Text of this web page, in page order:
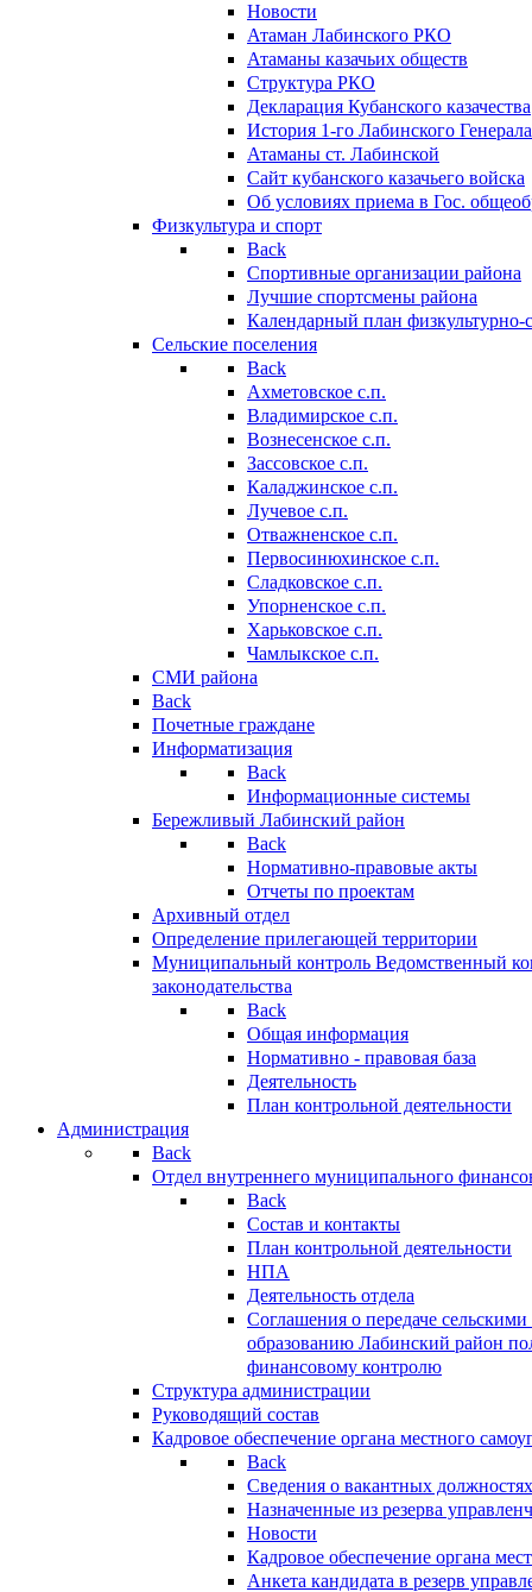
Новости
Атаман Лабинского РКО
Атаманы казачьих обществ
Структура РКО
Декларация Кубанского казачества
История 1-го Лабинского
Атаманы ст. Лабинской
Cайт кубанского казачьего войска
Об условиях приема в Гос.
Физкультура и спорт
Back
Спортивные организации района
Лучшие спортсмены района
Календарный план
Сельские поселения
Back
Ахметовское с.п.
Владимирское с.п.
Вознесенское с.п.
Зассовское с.п.
Каладжинское с.п.
Лучевое с.п.
Отважненское с.п.
Первосинюхинское с.п.
Сладковское с.п.
Упорненское с.п.
Харьковское с.п.
Чамлыкское с.п.
СМИ района
Back
Почетные граждане
Информатизация
Back
Информационные системы
Бережливый Лабинский район
Back
Нормативно-правовые акты
Отчеты по проектам
Архивный отдел
Определение прилегающей территории
Муниципальный контроль Ведомственный
законодательства
Back
Общая информация
Нормативно - правовая база
Деятельность
План контрольной деятельности
Администрация
Back
Отдел внутреннего муниципального
Back
Состав и контакты
План контрольной деятельности
НПА
Деятельность отдела
Соглашения о передаче
образованию Лабинский район
финансовому контролю
Структура администрации
Руководящий состав
Кадровое обеспечение органа местного
Back
Сведения о вакантных
Назначенные из резерва
Новости
Кадровое обеспечение органа
Анкета кандидата в резерв